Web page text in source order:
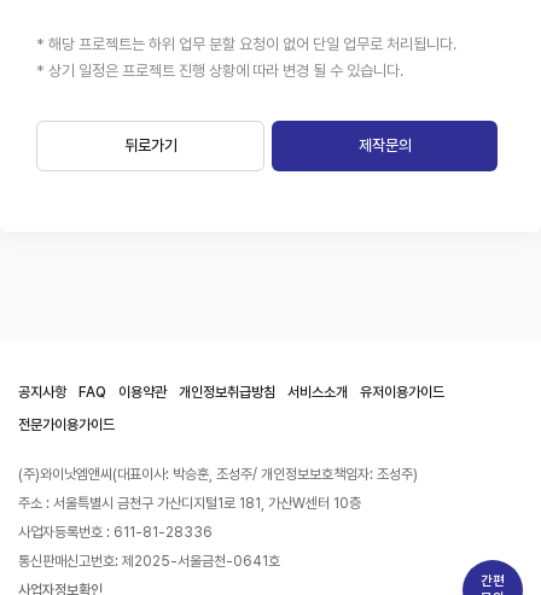
간편
* 해당 프로젝트는 하위 업무 분할 요청이 없어 단일 업무로 처리됩니다.
* 상기 일정은 프로젝트 진행 상황에 따라 변경 될 수 있습니다.
뒤로가기 제작문의
공지사항 FAQ 이용약관 개인정보취급방침 서비스소개
유저이용가이드
전문가이용가이드
(주)와이낫엠앤씨(대표이사: 박승훈, 조성주/ 개인정보보호책임자: 조성주)
주소 : 서울특별시 금천구 가산디지털1로 181, 가산W센터 10층
사업자등록번호 : 611-81-28336
통신판매신고번호: 제2025-서울금천-0641호
사업자정보확인